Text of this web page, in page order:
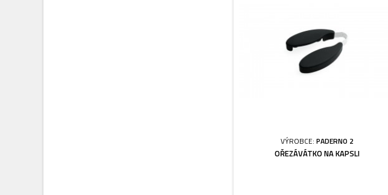
VÝROBCE: PADERNO 2
OŘEZÁVÁTKO NA KAPSLI